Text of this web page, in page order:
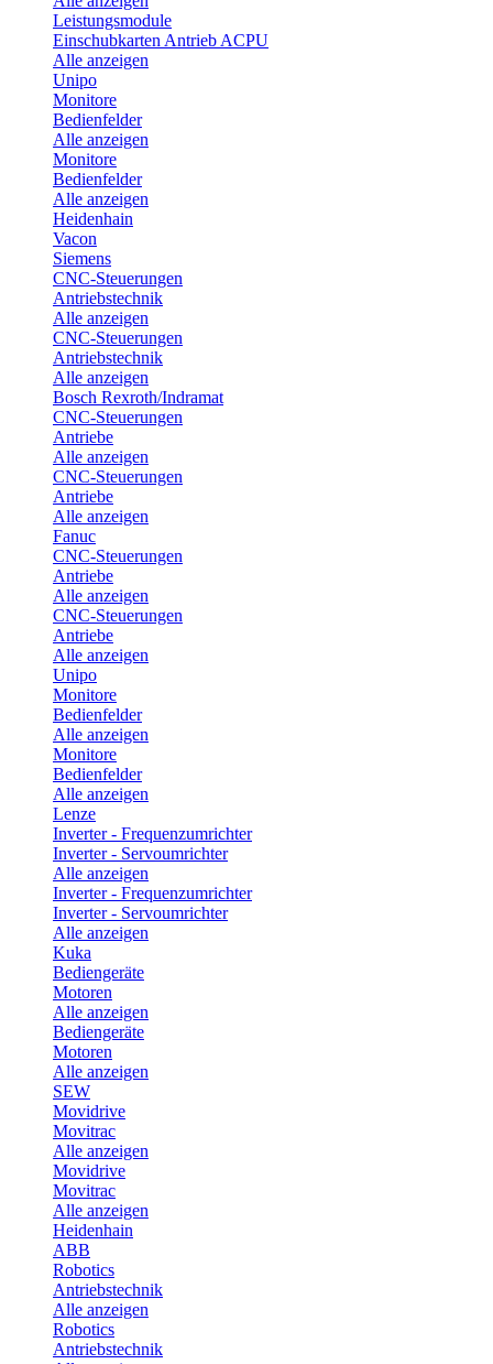
Leistungsmodule
Einschubkarten Antrieb ACPU
Alle anzeigen
Unipo
Monitore
Bedienfelder
Alle anzeigen
Monitore
Bedienfelder
Alle anzeigen
Heidenhain
Vacon
Siemens
CNC-Steuerungen
Antriebstechnik
Alle anzeigen
CNC-Steuerungen
Antriebstechnik
Alle anzeigen
Bosch Rexroth/Indramat
CNC-Steuerungen
Antriebe
Alle anzeigen
CNC-Steuerungen
Antriebe
Alle anzeigen
Fanuc
CNC-Steuerungen
Antriebe
Alle anzeigen
CNC-Steuerungen
Antriebe
Alle anzeigen
Unipo
Monitore
Bedienfelder
Alle anzeigen
Monitore
Bedienfelder
Alle anzeigen
Lenze
Inverter - Frequenzumrichter
Inverter - Servoumrichter
Alle anzeigen
Inverter - Frequenzumrichter
Inverter - Servoumrichter
Alle anzeigen
Kuka
Bediengeräte
Motoren
Alle anzeigen
Bediengeräte
Motoren
Alle anzeigen
SEW
Movidrive
Movitrac
Alle anzeigen
Movidrive
Movitrac
Alle anzeigen
Heidenhain
ABB
Robotics
Antriebstechnik
Alle anzeigen
Robotics
Antriebstechnik